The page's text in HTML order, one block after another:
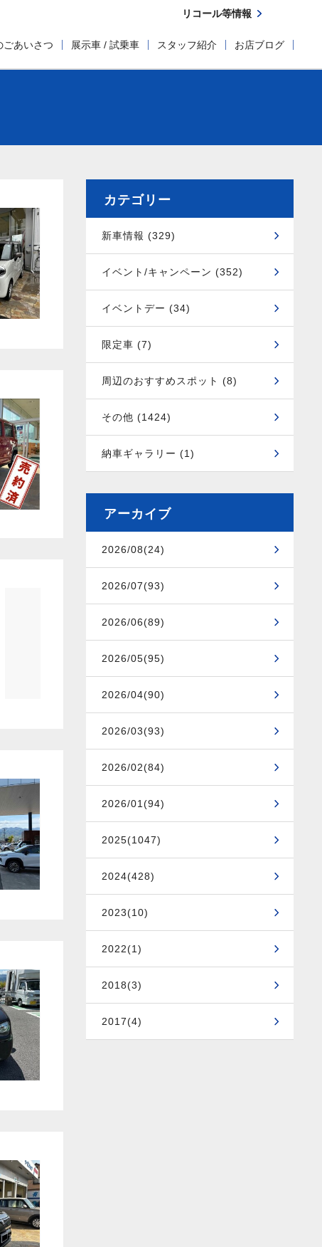
ごあいさつ 展示車 / 試乗車 スタッフ紹介 お店ブログ
リコール等情報
カテゴリー
新車情報 (329)
イベント/キャンペーン (352)
イベントデー (34)
限定車 (7)
周辺のおすすめスポット (8)
その他 (1424)
納車ギャラリー (1)
アーカイブ
2026/08(24)
2026/07(93)
2026/06(89)
2026/05(95)
2026/04(90)
2026/03(93)
2026/02(84)
2026/01(94)
2025(1047)
2024(428)
2023(10)
2022(1)
2018(3)
2017(4)